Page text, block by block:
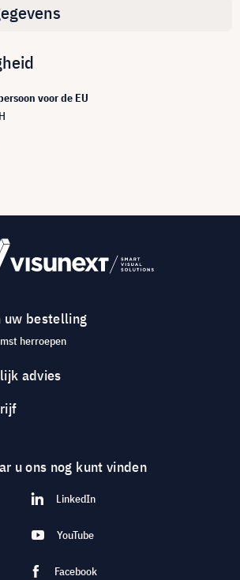
voor de EU
uw bestelling
herroepen
advies
u ons nog kunt vinden
LinkedIn
YouTube
Facebook